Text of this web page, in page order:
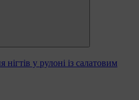
у рулоні із салатовим